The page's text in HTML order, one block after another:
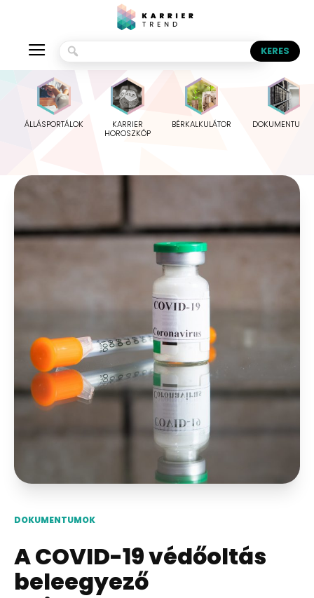
ÁLLÁSPORTÁLOK
KARRIER
HOROSZKÓP
BÉRKALKULÁTOR
DOKUMENTUMOK
A COVID-19 védőoltás
beleegyező